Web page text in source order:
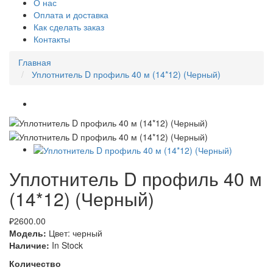
О нас
Оплата и доставка
Как сделать заказ
Контакты
Главная
Уплотнитель D профиль 40 м (14*12) (Черный)
Уплотнитель D профиль 40 м
(14*12) (Черный)
₽2600.00
Модель: Цвет: черный
Наличие: In Stock
Количество